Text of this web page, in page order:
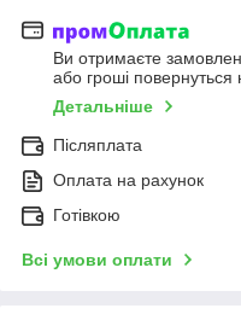
Ви отримаєте
або гроші повернуться
Детальніше
Післяплата
Оплата на рахунок
Готівкою
Всі умови оплати